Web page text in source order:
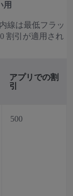
用
線は最低フラッ
割引が適用され
アプリでの割
引
500